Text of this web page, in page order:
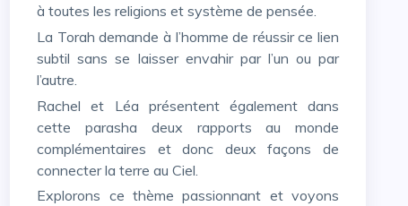
à toutes les religions et système de pensée.
La Torah demande à l’homme de réussir ce lien
subtil sans se laisser envahir par l’un ou par
l’autre.
Rachel et Léa présentent également dans
cette parasha deux rapports au monde
complémentaires et donc deux façons de
connecter la terre au Ciel.
Explorons ce thème passionnant et voyons